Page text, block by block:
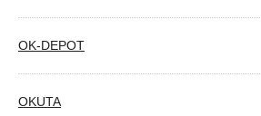
OK-DEPOT
OKUTA